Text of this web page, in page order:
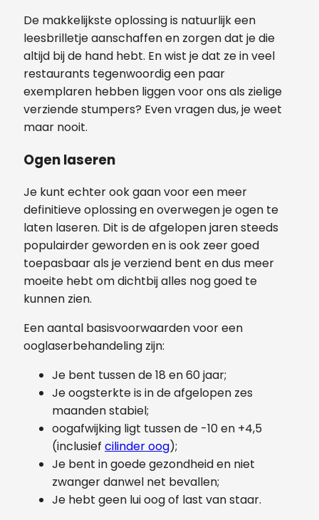
De makkelijkste oplossing is natuurlijk een
leesbrilletje aanschaffen en zorgen dat je die
altijd bij de hand hebt. En wist je dat ze in veel
restaurants tegenwoordig een paar
exemplaren hebben liggen voor ons als zielige
verziende stumpers? Even vragen dus, je weet
maar nooit.
Ogen laseren
Je kunt echter ook gaan voor een meer
definitieve oplossing en overwegen je ogen te
laten laseren. Dit is de afgelopen jaren steeds
populairder geworden en is ook zeer goed
toepasbaar als je verziend bent en dus meer
moeite hebt om dichtbij alles nog goed te
kunnen zien.
Een aantal basisvoorwaarden voor een
ooglaserbehandeling zijn:
Je bent tussen de 18 en 60 jaar;
Je oogsterkte is in de afgelopen zes
maanden stabiel;
oogafwijking ligt tussen de -10 en +4,5
(inclusief cilinder oog);
Je bent in goede gezondheid en niet
zwanger danwel net bevallen;
Je hebt geen lui oog of last van staar.